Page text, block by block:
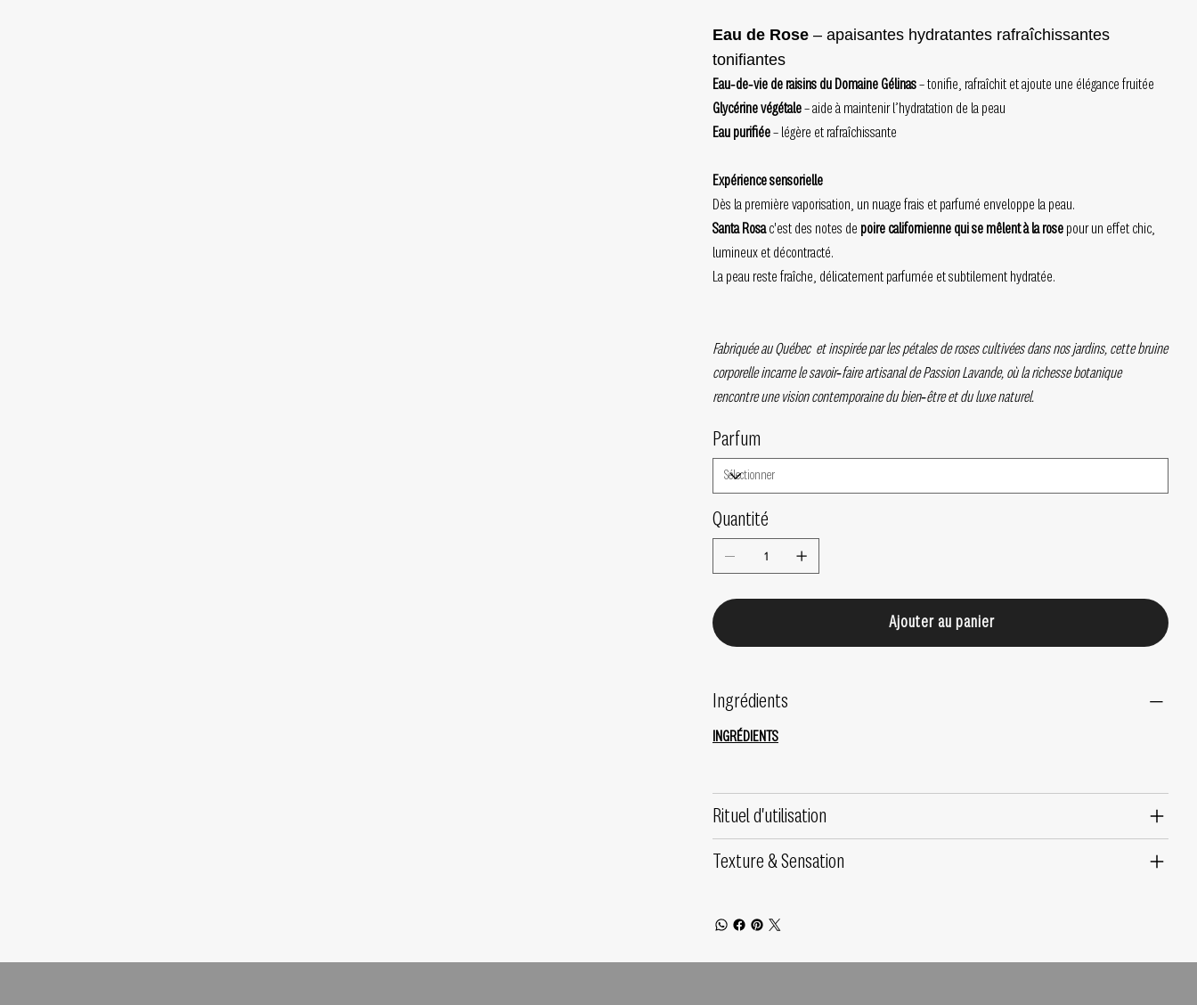
Eau de Rose – apaisantes hydratantes rafraîchissantes
tonifiantes
Eau‑de‑vie de raisins du Domaine Gélinas– tonifie, rafraîchit et ajoute une élégance fruitée
Glycérine végétale– aide à maintenir l’hydratation de la peau
Eau purifiée– légère et rafraîchissante
Expérience sensorielle
Dès la première vaporisation, un nuage frais et parfumé enveloppe la peau.
Santa Rosac'est des notes de poire californienne qui se mêlent à la rose pour un effet chic,
lumineux et décontracté.
La peau reste fraîche, délicatement parfumée et subtilement hydratée.
Fabriquée au Québec et inspirée par les pétales de roses cultivées dans nos jardins, cette bruine
corporelle incarne le savoir‑faire artisanal de Passion Lavande, où la richesse botanique
rencontre une vision contemporaine du bien‑être et du luxe naturel.
Parfum
Quantité
Ajouter au panier
Ingrédients
INGRÉDIENTS
Rituel d'utilisation
Texture & Sensation